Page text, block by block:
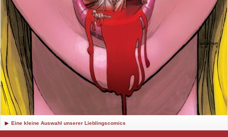
Eine kleine Auswahl unserer Lieblingscomics